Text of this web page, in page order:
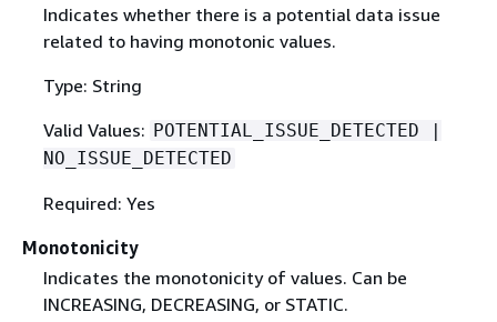
Indicates whether there is a potential data issue
related to having monotonic values.
Type: String
Valid Values: POTENTIAL_ISSUE_DETECTED |
NO_ISSUE_DETECTED
Required: Yes
Monotonicity
Indicates the monotonicity of values. Can be
INCREASING, DECREASING, or STATIC.